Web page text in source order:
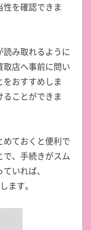
を確認できま
み取れるように
取店へ事前に問い
おすすめしま
ことができま
ておくと便利で
、手続きがスム
いれば、
ます。